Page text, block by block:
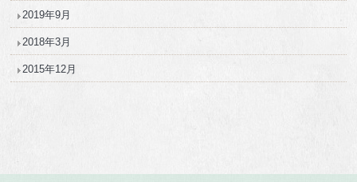
2019年9月
2018年3月
2015年12月